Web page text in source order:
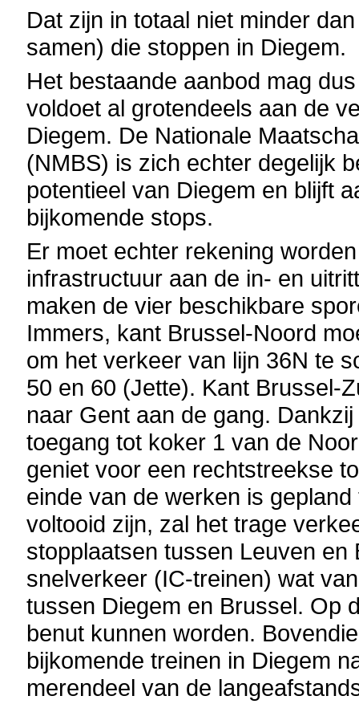
Dat zijn in totaal niet minder
samen) die stoppen in Diegem.
Het bestaande aanbod mag
voldoet al grotendeels aan de
Diegem. De Nationale
(NMBS) is zich echter degelijk
potentieel van Diegem en blijft
bijkomende stops.
Er moet echter rekening
infrastructuur aan de in- en
maken de vier beschikbare
Immers, kant Brussel-Noord
om het verkeer van lijn 36N te
50 en 60 (Jette). Kant Brussel-
naar Gent aan de gang.
toegang tot koker 1 van de
geniet voor een rechtstreekse
einde van de werken is
voltooid zijn, zal het trage
stopplaatsen tussen Leuven
snelverkeer (IC-treinen) wat
tussen Diegem en Brussel. Op
benut kunnen worden.
bijkomende treinen in Diegem
merendeel van de